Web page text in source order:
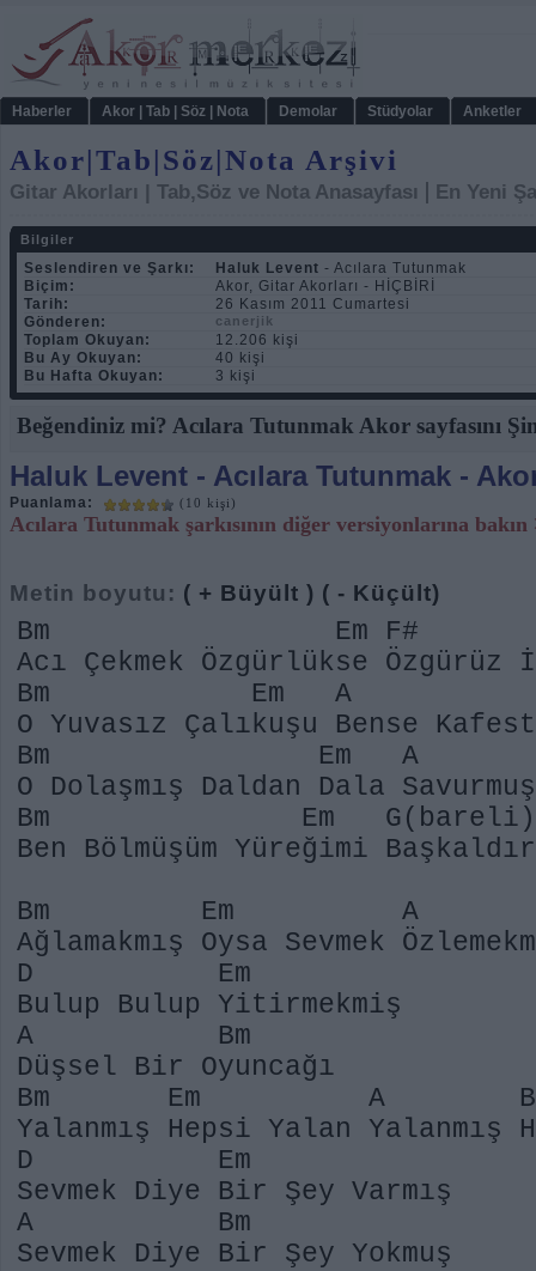
Haberler Akor | Tab | Söz | Nota Demolar Stüdyolar Anketler
Akor|Tab|Söz|Nota Arşivi
Gitar Akorları | Tab,Söz ve Nota Anasayfası | En Yeni
Bilgiler
Seslendiren ve Şarkı: Haluk Levent - Acılara Tutunmak
Biçim:
Akor, Gitar Akorları - HİÇBİRİ
Tarih:
26 Kasım 2011 Cumartesi
Gönderen:
canerjik
Toplam Okuyan:
12.206 kişi
Bu Ay Okuyan:
40 kişi
Bu Hafta Okuyan:
3 kişi
Beğendiniz mi? Acılara Tutunmak Akor sayfasını
Haluk Levent - Acılara Tutunmak -
Puanlama: (10 kişi)
Acılara Tutunmak şarkısının diğer versiyonlarına bakın
Metin boyutu: ( + Büyült ) ( - Küçült)
Bm Em F#
Acı Çekmek Özgürlükse
Bm Em A
O Yuvasız Çalıkuşu Bense
Bm Em A
O Dolaşmış Daldan Dala
Bm Em G(bareli)
Ben Bölmüşüm Yüreğimi
Bm Em A
Ağlamakmış Oysa Sevmek
D Em
Bulup Bulup Yitirmekmiş
A Bm
Düşsel Bir Oyuncağı
Bm Em A
Yalanmış Hepsi Yalan Yalanmış
D Em
Sevmek Diye Bir Şey Varmış
A Bm
Sevmek Diye Bir Şey Yokmuş